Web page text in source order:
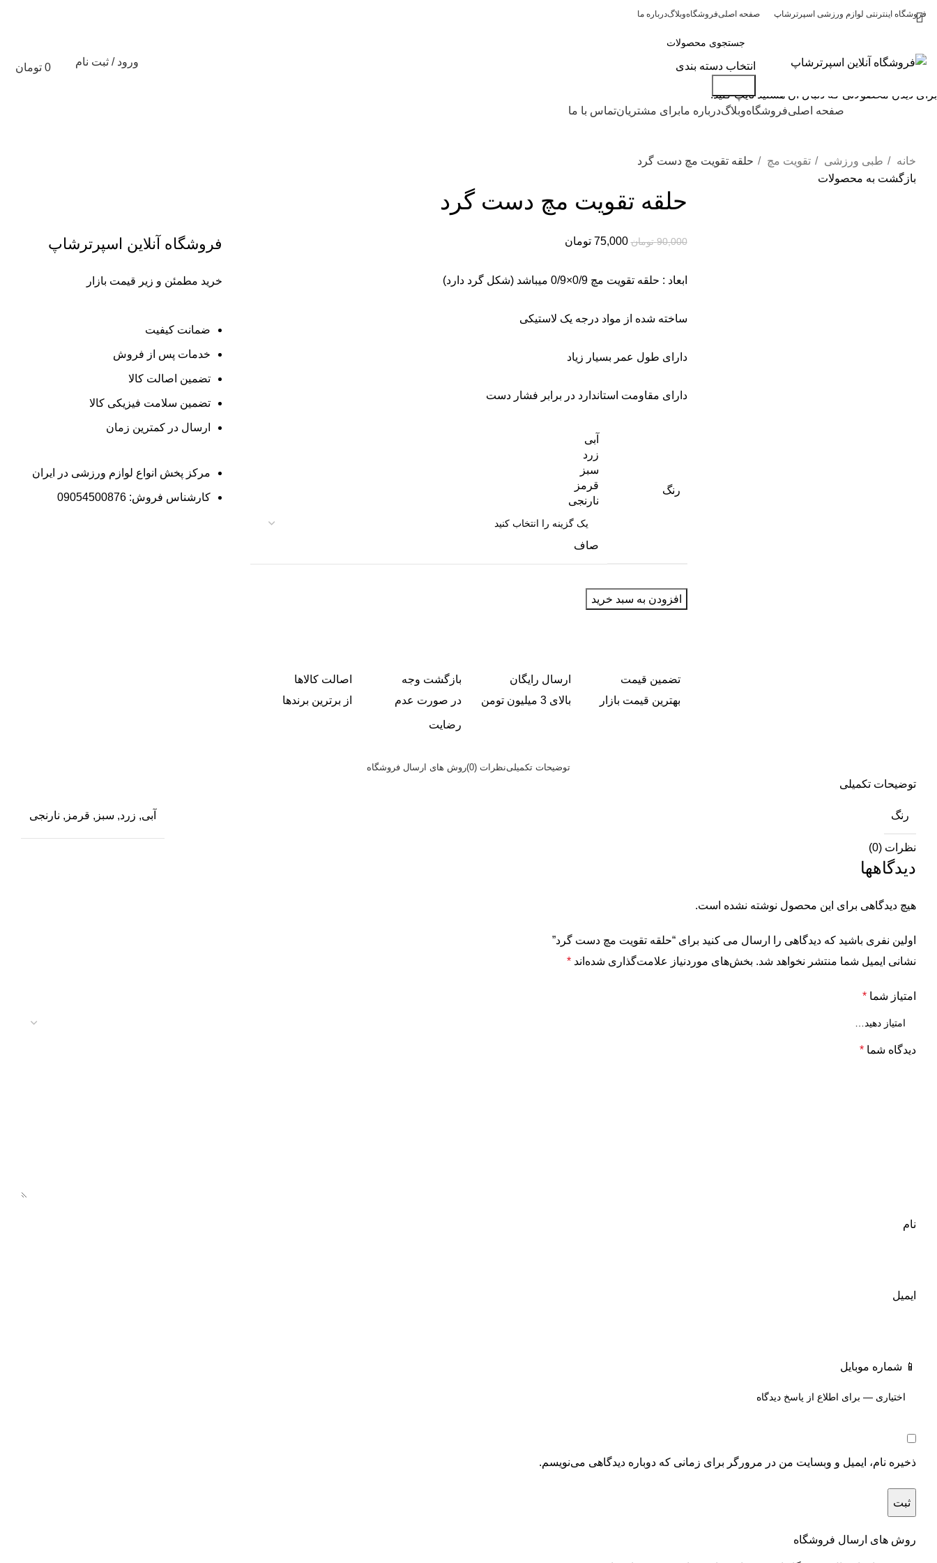
فروشگاه اینترنتی لوازم ورزشی اسپرترشاپ صفحه اصلیفروشگاهوبلاگدرباره ما
انتخاب دسته بندی
ورود / ثبت نام 0 تومان
صفحه اصلیفروشگاهوبلاگدرباره مابرای مشتریانتماس با ما
خانه طبی ورزشی تقویت مچ
حلقه تقویت مچ دست گرد
بازگشت به محصولات
حلقه تقویت مچ دست گرد
90,000 تومان 75,000 تومان
ابعاد : حلقه تقویت مچ 0/9×0/9 میباشد (شکل گرد دارد)
ساخته شده از مواد درجه یک لاستیکی
دارای طول عمر بسیار زیاد
دارای مقاومت استاندارد در برابر فشار دست
رنگ
آبی
زرد
سبز
قرمز
نارنجی
صاف
افزودن به سبد خرید
تضمین قیمت
بهترین قیمت بازار
ارسال رایگان
بالای 3 میلیون تومن
بازگشت وجه
در صورت عدم
رضایت
اصالت کالاها
از برترین برندها
فروشگاه آنلاین اسپرترشاپ
خرید مطمئن و زیر قیمت بازار
ضمانت کیفیت
خدمات پس از فروش
تضمین اصالت کالا
تضمین سلامت فیزیکی کالا
ارسال در کمترین زمان
مرکز پخش انواع لوازم ورزشی در ایران
کارشناس فروش: 09054500876
توضیحات تکمیلینظرات (0) روش های ارسال فروشگاه
توضیحات تکمیلی
رنگ آبی, زرد, سبز, قرمز, نارنجی
نظرات (0)
دیدگاهها
هیچ دیدگاهی برای این محصول نوشته نشده است.
اولین نفری باشید که دیدگاهی را ارسال می کنید برای “حلقه تقویت مچ دست گرد”
نشانی ایمیل شما منتشر نخواهد شد. بخش‌های موردنیاز علامت‌گذاری شده‌اند *
امتیاز شما *
دیدگاه شما *
نام
ایمیل
📱 شماره موبایل
ذخیره نام، ایمیل و وبسایت من در مرورگر برای زمانی که دوباره دیدگاهی می‌نویسم.
روش های ارسال فروشگاه
برای دیدن محصولاتی که دنبال آن هستید تایپ کنید.